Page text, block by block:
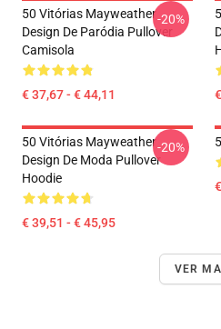
50 Vitórias Mayweather
Design De Paródia Pullover
Camisola
€ 37,67 - € 44,11
-20%
50 Vitórias Mayweather
Design De Moda Pullover
Hoodie
€ 39,51 - € 45,95
-20%
VER